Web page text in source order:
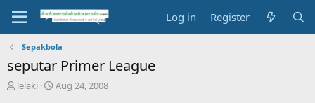
Log in Register
Sepakbola
seputar Primer League
T
lelaki
S
Aug 24, 2008